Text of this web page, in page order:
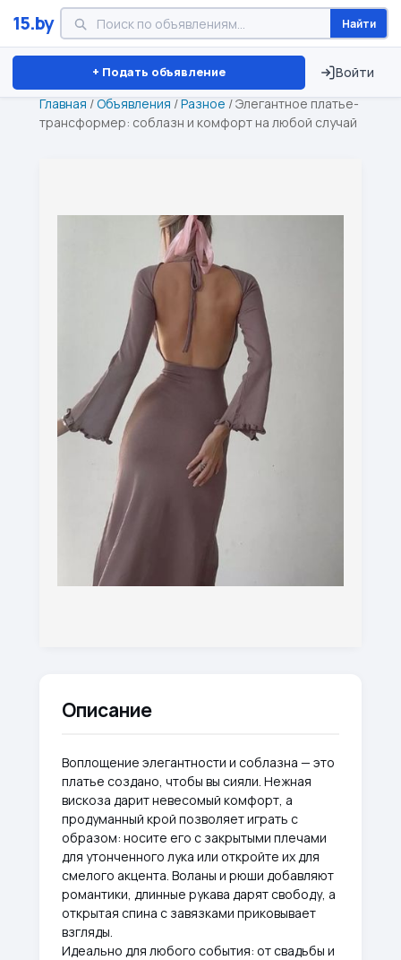
15.by Найти
+ Подать объявление Войти
Минск Витебск Брест ⏱ ТОЛЬКО 15 ДНЕЙ
Главная /Объявления /Разное /Элегантное платье-
трансформер: соблазн и комфорт на любой случай
Описание
Воплощение элегантности и соблазна — это
платье создано, чтобы вы сияли. Нежная
вискоза дарит невесомый комфорт, а
продуманный крой позволяет играть с
образом: носите его с закрытыми плечами
для утонченного лука или откройте их для
смелого акцента. Воланы и рюши добавляют
романтики, длинные рукава дарят свободу, а
открытая спина с завязками приковывает
взгляды.
Идеально для любого события: от свадьбы и